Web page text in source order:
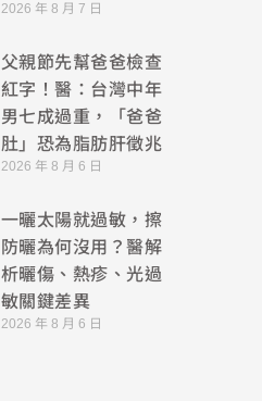
2026 年 8 月 7 日
父親節先幫爸爸檢查
紅字！醫：台灣中年
男七成過重，「爸爸
肚」恐為脂肪肝徵兆
2026 年 8 月 6 日
一曬太陽就過敏，擦
防曬為何沒用？醫解
析曬傷、熱疹、光過
敏關鍵差異
2026 年 8 月 6 日